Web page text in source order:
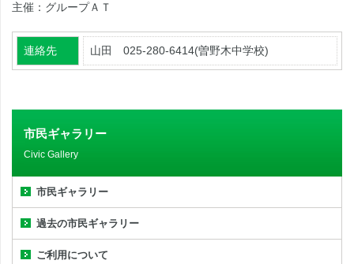
主催：グループＡＴ
連絡先 山田 025-280-6414(曽野木中学校)
市民ギャラリー
Civic Gallery
市民ギャラリー
過去の市民ギャラリー
ご利用について